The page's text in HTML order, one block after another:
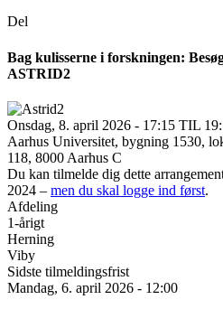
Del
Bag kulisserne i forskningen:
ASTRID2
Onsdag, 8. april 2026 - 17:15 TIL
Aarhus Universitet, bygning 1530,
118, 8000 Aarhus C
Du kan tilmelde dig dette
2024 – men du skal logge ind først.
Afdeling
1-årigt
Herning
Viby
Sidste tilmeldingsfrist
Mandag, 6. april 2026 - 12:00